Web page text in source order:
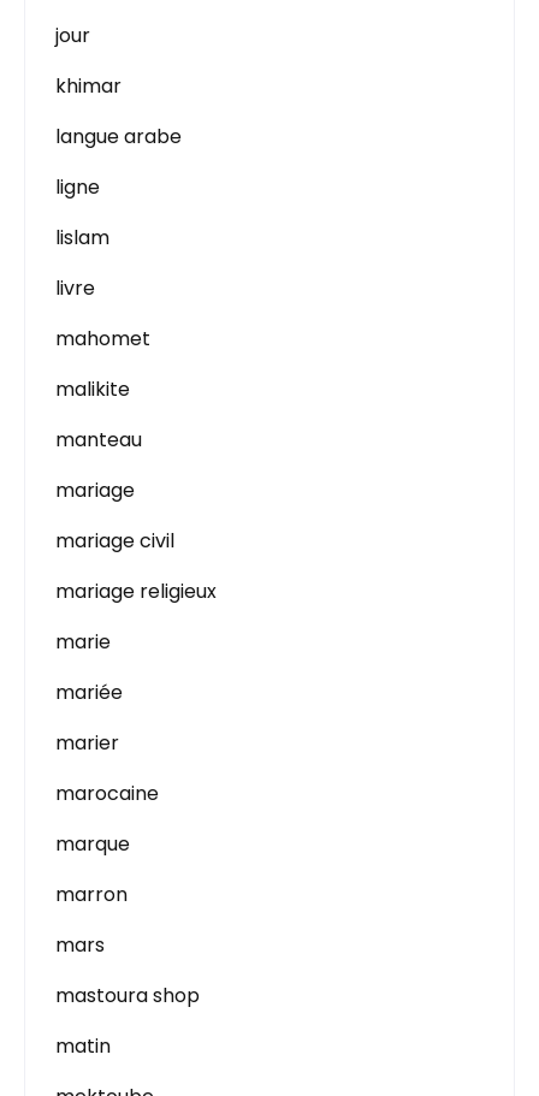
jour
khimar
langue arabe
ligne
lislam
livre
mahomet
malikite
manteau
mariage
mariage civil
mariage religieux
marie
mariée
marier
marocaine
marque
marron
mars
mastoura shop
matin